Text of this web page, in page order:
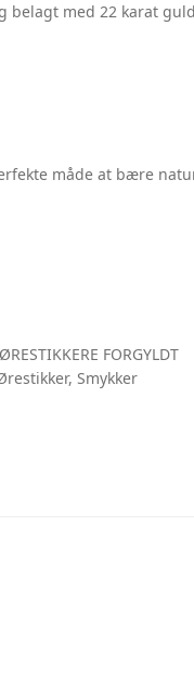
belagt med 22 karat
måde at bære
FORGYLDT
, Smykker